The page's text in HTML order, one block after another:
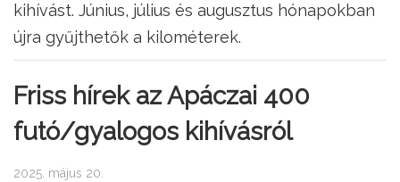
kihívást. Június, július és augusztus hónapokban
újra gyűjthetők a kilométerek.
Friss hírek az Apáczai 400
futó/gyalogos kihívásról
2025. május 20.